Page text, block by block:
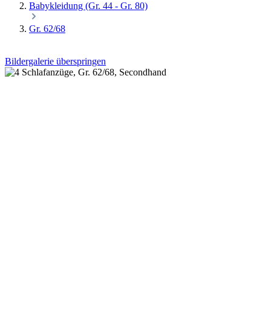
Babykleidung (Gr. 44 - Gr. 80)
Gr. 62/68
Bildergalerie überspringen